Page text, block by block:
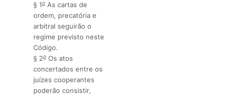
§ 1oAs cartas de
ordem, precatória e
arbitral seguirão o
regime previsto neste
Código.
§ 2oOs atos
concertados entre os
juízes cooperantes
poderão consistir,